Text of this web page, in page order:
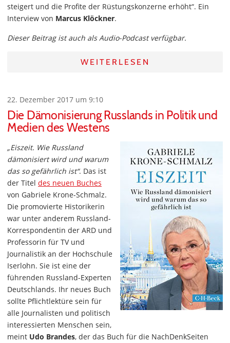
steigert und die Profite der Rüstungskonzerne erhöht“. Ein
Interview von Marcus Klöckner.
Dieser Beitrag ist auch als Audio-Podcast verfügbar.
WEITERLESEN
22. Dezember 2017 um 9:10
Die Dämonisierung Russlands in Politik und
Medien des Westens
„Eiszeit. Wie Russland
dämonisiert wird und warum
das so gefährlich ist“. Das ist
der Titel des neuen Buches
von Gabriele Krone-Schmalz.
Die promovierte Historikerin
war unter anderem Russland-
Korrespondentin der ARD und
Professorin für TV und
Journalistik an der Hochschule
Iserlohn. Sie ist eine der
führenden Russland-Experten
Deutschlands. Ihr neues Buch
sollte Pflichtlektüre sein für
alle Journalisten und politisch
interessierten Menschen sein,
meint Udo Brandes, der das Buch für die NachDenkSeiten